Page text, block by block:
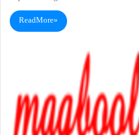
Read More »